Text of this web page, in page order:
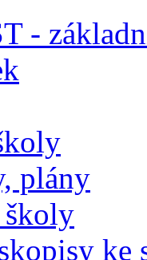
-
plány
školy
ke